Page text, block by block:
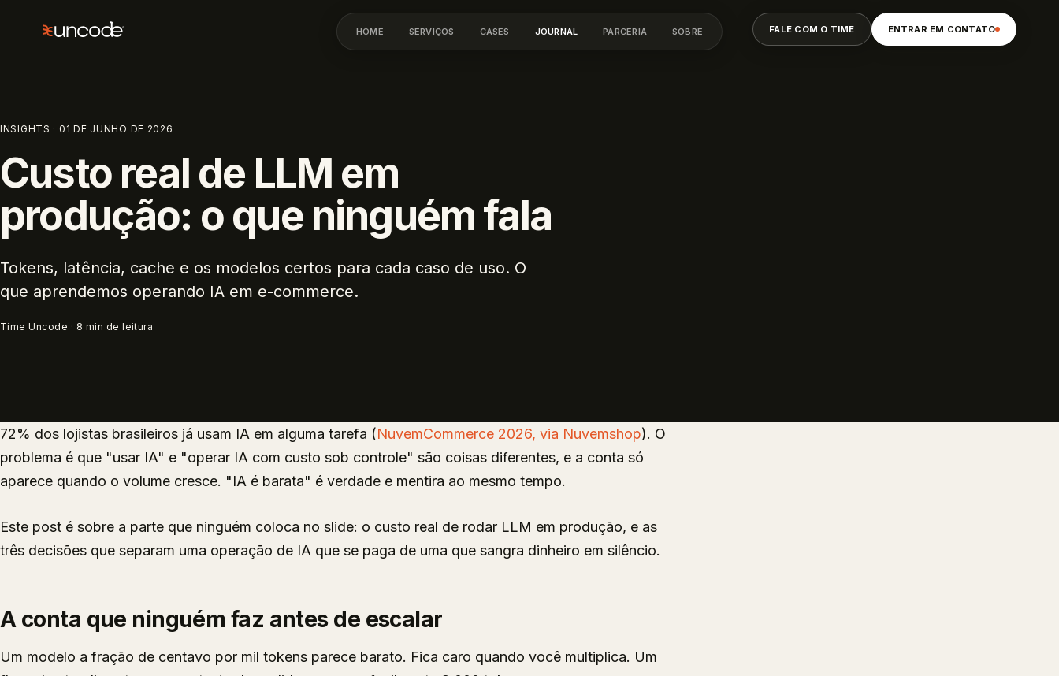
HOME
SERVIÇOS
CASES
JOURNAL
PARCERIA
SOBRE
FALE COM O TIME ENTRAR EM CONTATO
INSIGHTS · 01 DE JUNHO DE 2026
Custo real de LLM em
produção: o que ninguém fala
Tokens, latência, cache e os modelos certos para cada caso de uso. O
que aprendemos operando IA em e-commerce.
Time Uncode · 8 min de leitura
72% dos lojistas brasileiros já usam IA em alguma tarefa (NuvemCommerce 2026, via Nuvemshop). O
problema é que "usar IA" e "operar IA com custo sob controle" são coisas diferentes, e a conta só
aparece quando o volume cresce. "IA é barata" é verdade e mentira ao mesmo tempo.
Este post é sobre a parte que ninguém coloca no slide: o custo real de rodar LLM em produção, e as
três decisões que separam uma operação de IA que se paga de uma que sangra dinheiro em silêncio.
A conta que ninguém faz antes de escalar
Um modelo a fração de centavo por mil tokens parece barato. Fica caro quando você multiplica. Um